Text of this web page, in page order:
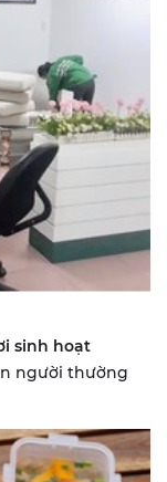
sinh hoạt
người thường